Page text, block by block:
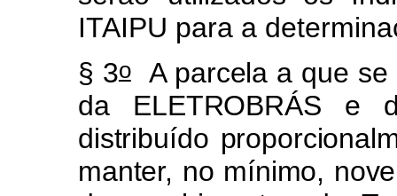
ITAIPU para a
§ 3oA parcela a que se
da ELETROBRÁS e
distribuído
manter, no mínimo,